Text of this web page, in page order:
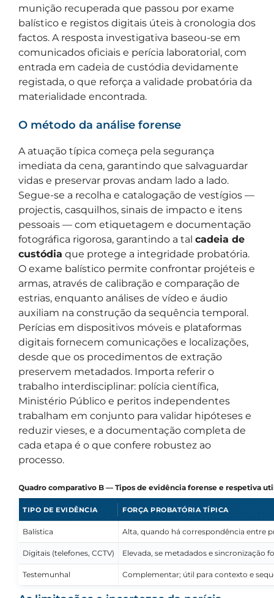
munição recuperada que passou por exame
balístico e registos digitais úteis à cronologia dos
factos. A resposta investigativa baseou-se em
comunicados oficiais e perícia laboratorial, com
entrada em cadeia de custódia devidamente
registada, o que reforça a validade probatória da
materialidade encontrada.
O método da análise forense
A atuação típica começa pela segurança
imediata da cena, garantindo que salvaguardar
vidas e preservar provas andam lado a lado.
Segue-se a recolha e catalogação de vestígios —
projectis, casquilhos, sinais de impacto e itens
pessoais — com etiquetagem e documentação
fotográfica rigorosa, garantindo a tal cadeia de
custódia que protege a integridade probatória.
O exame balístico permite confrontar projéteis e
armas, através de calibração e comparação de
estrias, enquanto análises de vídeo e áudio
auxiliam na construção da sequência temporal.
Perícias em dispositivos móveis e plataformas
digitais fornecem comunicações e localizações,
desde que os procedimentos de extração
preservem metadados. Importa referir o
trabalho interdisciplinar: polícia científica,
Ministério Público e peritos independentes
trabalham em conjunto para validar hipóteses e
reduzir vieses, e a documentação completa de
cada etapa é o que confere robustez ao
processo.
Quadro comparativo B — Tipos de evidência forense e respetiva
TIPO DE EVIDÊNCIA FORÇA PROBATÓRIA TÍPICA
Balística Alta, quando há correspondência entre
Digitais (telefones, CCTV) Elevada, se metadados e sincronização
Testemunhal Complementar; útil para contexto e